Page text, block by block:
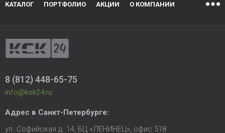
КАТАЛОГ ПОРТФОЛИО АКЦИИ О КОМПАНИИ
8 (812) 448-65-75
info@ksk24.ru
Адрес в Санкт-Петербурге:
ул. Софийская д. 14, БЦ «ЛЕНИНЕЦ», офис 518